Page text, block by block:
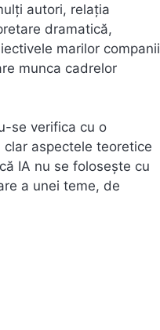
autori, relația
dramatică,
marilor companii
munca cadrelor
se verifica cu o
aspectele teoretice
IA nu se folosește cu
a unei teme, de